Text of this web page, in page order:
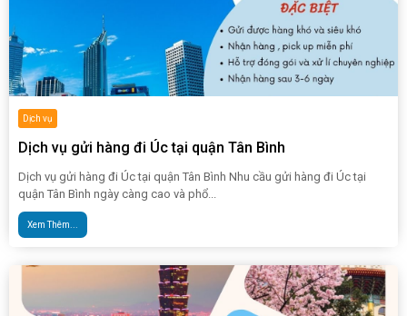
Dịch vụ
Dịch vụ gửi hàng đi Úc tại quận Tân Bình
Dịch vụ gửi hàng đi Úc tại quận Tân Bình Nhu cầu gửi hàng đi Úc tại
quận Tân Bình ngày càng cao và phổ...
Xem Thêm...